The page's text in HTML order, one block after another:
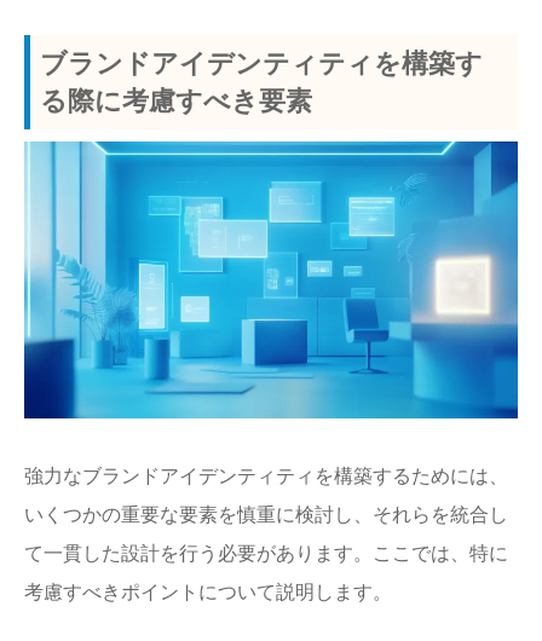
ブランドアイデンティティを構築す
る際に考慮すべき要素
強力なブランドアイデンティティを構築するためには、
いくつかの重要な要素を慎重に検討し、それらを統合し
て一貫した設計を行う必要があります。ここでは、特に
考慮すべきポイントについて説明します。